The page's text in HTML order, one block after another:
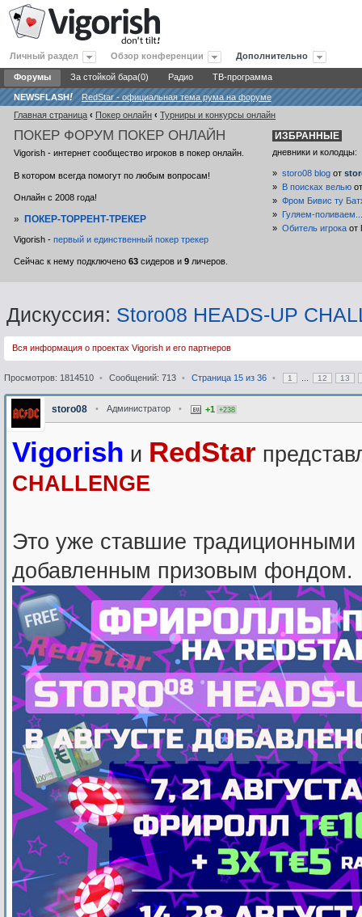
Личный раздел Обзор конференции Дополнительно
Форумы За стойкой бара(0) Радио ТВ-программа
NEWSFLASH!
RedStar - официальная тема рума на форуме
Главная страница ‹ Покер онлайн ‹ Турниры и конкурсы онлайн
ПОКЕР ФОРУМ ПОКЕР ОНЛАЙН
Vigorish - интернет сообщество игроков в покер онлайн.
В котором всегда помогут по любым вопросам!
Онлайн с 2008 года!
»ПОКЕР-ТОРРЕНТ-ТРЕКЕР
Vigorish -первый и единственный покер трекер
Сейчас к нему подключено63 сидеров и9 личеров.
ИЗБРАННЫЕ
дневники и колодцы:
»storo08 blog от
»
В поисках велью
»Фром Бивис ту
»
Гуляем-
»Обитель игрока от
Дискуссия: Storo08 HEADS-UP
Вся информация о проектах Vigorish и его партнеров
Просмотров: 1814510 • Сообщений: 713 • Страница 15из 36 • 1 12 13
storo08 • Администратор • +1 +238
Vigorish и RedStar
CHALLENGE
Это уже ставшие
добавленным призовым фондом.